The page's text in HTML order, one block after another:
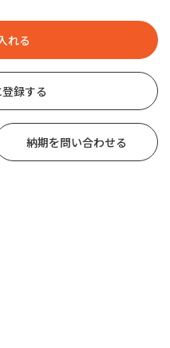
録する
納期を問い合わせる